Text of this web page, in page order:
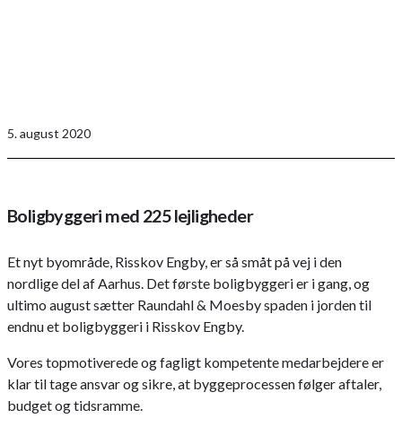
5. august 2020
Boligbyggeri med 225 lejligheder
Et nyt byområde, Risskov Engby, er så småt på vej i den
nordlige del af Aarhus. Det første boligbyggeri er i gang, og
ultimo august sætter Raundahl & Moesby spaden i jorden til
endnu et boligbyggeri i Risskov Engby.
Vores topmotiverede og fagligt kompetente medarbejdere er
klar til tage ansvar og sikre, at byggeprocessen følger aftaler,
budget og tidsramme.